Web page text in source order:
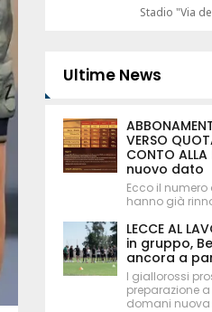
Stadio "Via
Ultime News
VERSO
CONTO
nuovo dato
Ecco il
hanno già
LECCE AL
in gruppo,
ancora a
I giallorossi
preparazione
domani